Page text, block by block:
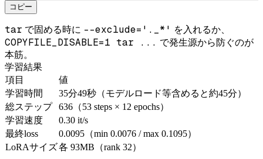
コピー
tar で固める時に --exclude='._*' を入れるか、
COPYFILE_DISABLE=1 tar ... で発生源から防ぐのが
本筋。
学習結果
項目
値
学習時間
35分49秒（モデルロード等含めると約45分）
総ステップ
636（53 steps × 12 epochs）
学習速度
0.30 it/s
最終loss
0.0095（min 0.0076 / max 0.1095）
LoRAサイズ各 93MB（rank 32）